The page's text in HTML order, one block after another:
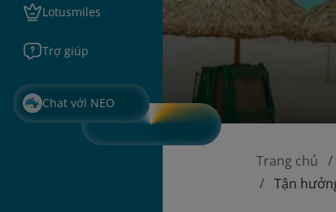
Lotusmiles
Trợ giúp
Chat với NEO
Trang chủ
Tận